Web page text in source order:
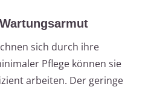
sich durch ihre
Pflege können sie
arbeiten. Der geringe